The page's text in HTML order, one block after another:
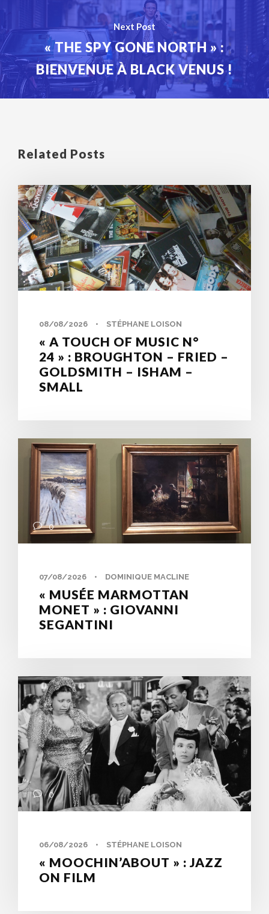
Next Post
« THE SPY GONE NORTH » :
BIENVENUE À BLACK VENUS !
Related Posts
0
08/08/2026 • STÉPHANE LOISON
« A TOUCH OF MUSIC N°
24 » : BROUGHTON – FRIED –
GOLDSMITH – ISHAM –
SMALL
0
07/08/2026 • DOMINIQUE MACLINE
« MUSÉE MARMOTTAN
MONET » : GIOVANNI
SEGANTINI
0
06/08/2026 • STÉPHANE LOISON
« MOOCHIN’ABOUT » : JAZZ
ON FILM